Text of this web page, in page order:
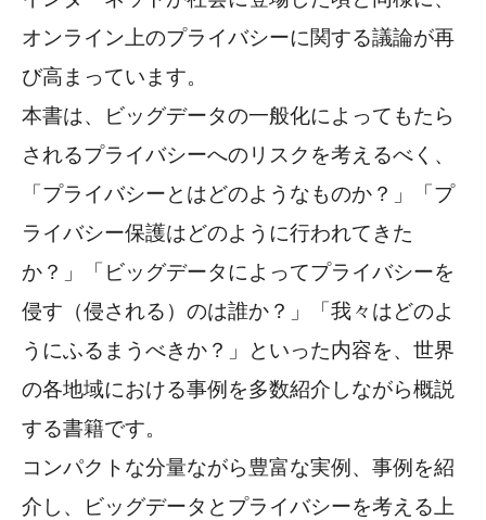
オンライン上のプライバシーに関する議論が再
び高まっています。
本書は、ビッグデータの一般化によってもたら
されるプライバシーへのリスクを考えるべく、
「プライバシーとはどのようなものか？」「プ
ライバシー保護はどのように行われてきた
か？」「ビッグデータによってプライバシーを
侵す（侵される）のは誰か？」「我々はどのよ
うにふるまうべきか？」といった内容を、世界
の各地域における事例を多数紹介しながら概説
する書籍です。
コンパクトな分量ながら豊富な実例、事例を紹
介し、ビッグデータとプライバシーを考える上